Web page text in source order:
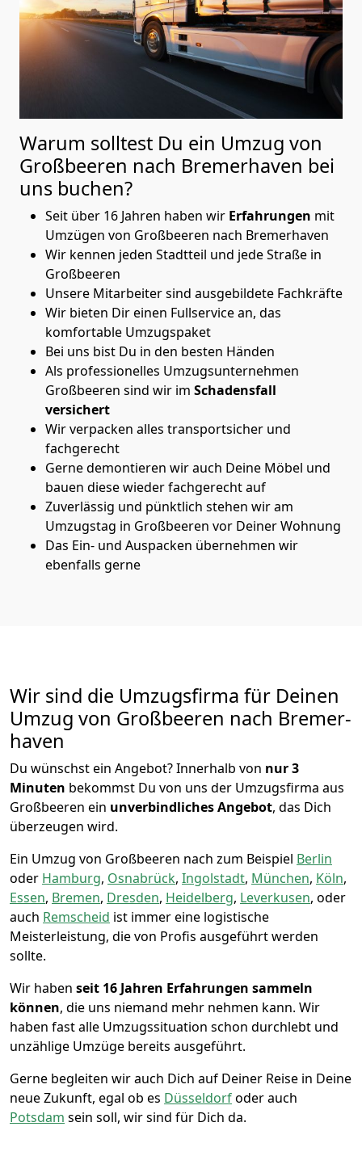
Warum solltest Du ein Umzug von
Großbeeren nach Bremer­haven bei
uns buchen?
Seit über 16 Jahren haben wir Erfahrungen mit
Umzügen von Großbeeren nach Bremer­haven
Wir kennen jeden Stadtteil und jede Straße in
Großbeeren
Unsere Mitarbeiter sind ausgebildete Fachkräfte
Wir bieten Dir einen Fullservice an, das
komfortable Umzugspaket
Bei uns bist Du in den besten Händen
Als professionelles Umzugsunternehmen
Großbeeren sind wir im Schadensfall
versichert
Wir verpacken alles transportsicher und
fachgerecht
Gerne demontieren wir auch Deine Möbel und
bauen diese wieder fachgerecht auf
Zuverlässig und pünktlich stehen wir am
Umzugstag in Großbeeren vor Deiner Wohnung
Das Ein- und Auspacken übernehmen wir
ebenfalls gerne
Wir sind die Umzugsfirma für Deinen
Umzug von Großbeeren nach Bremer­
haven
Du wünschst ein Angebot? Innerhalb von nur 3
Minuten bekommst Du von uns der Umzugsfirma aus
Großbeeren ein unverbindliches Angebot, das Dich
überzeugen wird.
Ein Umzug von Großbeeren nach zum Beispiel Berlin
oder Hamburg, Osnabrück, Ingolstadt, München, Köln,
Essen, Bremen, Dresden, Heidelberg, Leverkusen, oder
auch Remscheid ist immer eine logistische
Meisterleistung, die von Profis ausgeführt werden
sollte.
Wir haben seit 16 Jahren Erfahrungen sammeln
können, die uns niemand mehr nehmen kann. Wir
haben fast alle Umzugssituation schon durchlebt und
unzählige Umzüge bereits ausgeführt.
Gerne begleiten wir auch Dich auf Deiner Reise in Deine
neue Zukunft, egal ob es Düsseldorfoder auch
Potsdam sein soll, wir sind für Dich da.